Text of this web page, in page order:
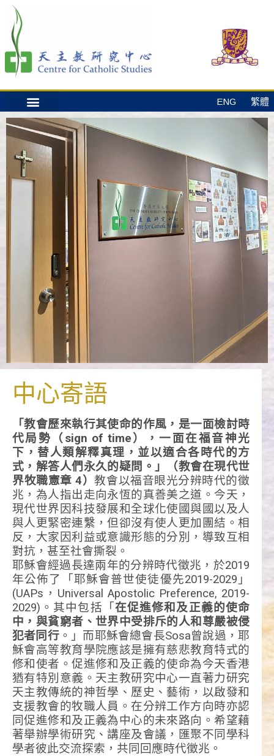
ENG 繁體
關於我
們
中心寄語
「教會歷來執行其使命的作風，是一面檢討時
代局勢（sign of time ）
，一面在福音神光
下，替人類解釋真理，並以適合各時代的方
式，解答人們永久的疑問。 」
（教會在現代世
界牧職憲章 4）教會以福音眼光分辨時代的徵
兆，為人指出走向永恆的真善美之道。今天，
現代世界因科技發展和全球化使國與國以及人
與人更緊密連繫，但卻沒有使人更加團結。相
反，大家因利益或意識形態的分別，導致互相
對抗，甚至社會撕裂。
耶穌會經過長達兩年的分辨時代徵兆，於2019
年公佈了「耶穌會普世使徒優先2019-2029」
(UAPs，Universal Apostolic Preference, 2019-
2029)。其中包括「 在促進修和及正義的使命
中，與貧窮者、世界中受排斥的人和尊嚴被侵
犯者同行。」而耶穌會總會長Sosa曾說過，耶
穌會高等教育學院應該是擁有慈悲教育特式的
修和使者。促進修和及正義的使命為今天香港
猶有特別意義。天主教研究中心一直著力研究
天主教傳統的神哲學、歷史、藝術，以啟發和
支援教會的牧職人員。在分辨工作方向時亦認
同促進修和及正義為中心的未來路向。希望藉
著舉辦學術研究、講座及會議，匯聚不同學科
學者彼此交流探索，共同回應時代徵兆。